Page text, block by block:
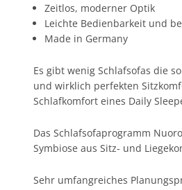
Zeitlos, moderner Optik
Leichte Bedienbarkeit und
Made in Germany
Es gibt wenig Schlafsofas die
und wirklich perfekten
Schlafkomfort eines Daily
Das Schlafsofaprogramm
Symbiose aus Sitz- und
Sehr umfangreiches